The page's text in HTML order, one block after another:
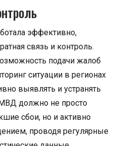
эффективно,
связь и контроль.
подачи жалоб
ситуации в регионах
выявлять и устранять
должно не просто
сбои, но и активно
проводя регулярные